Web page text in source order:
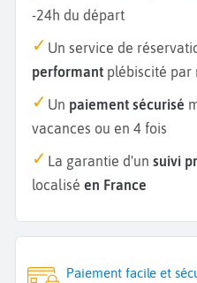
-24h du départ
Un service de
performant plébiscité par
Un paiement sécurisé
vacances ou en 4 fois
La garantie d'un suivi
localisé en France
Paiement facile et